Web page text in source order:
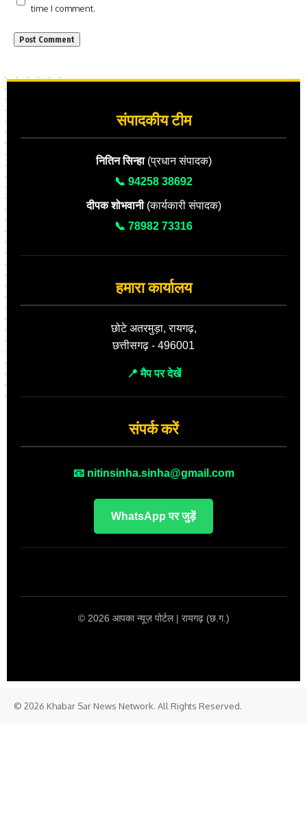
time I comment.
संपादकीय टीम
नितिन सिन्हा(प्रधान संपादक)
📞 94258 38692
दीपक शोभवानी(कार्यकारी संपादक)
📞 78982 73316
हमारा कार्यालय
छोटे अतरमुड़ा, रायगढ़,
छत्तीसगढ़ - 496001
📍 मैप पर देखें
संपर्क करें
📧 nitinsinha.sinha@gmail.com
WhatsApp पर जुड़ें
© 2026 आपका न्यूज़ पोर्टल | रायगढ़ (छ.ग.)
© 2026 Khabar Sar News Network. All Rights Reserved.